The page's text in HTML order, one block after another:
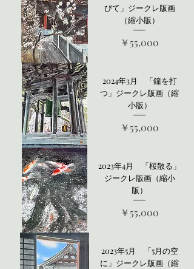
びて」ジークレ版画
（縮小版）
価格
￥55,000
2024年3月 「鐘を打
つ」ジークレ版画（縮
小版）
価格
￥55,000
2023年4月 「桜散る」
ジークレ版画（縮小
版）
価格
￥55,000
2023年5月 「5月の空
に」ジークレ版画（縮